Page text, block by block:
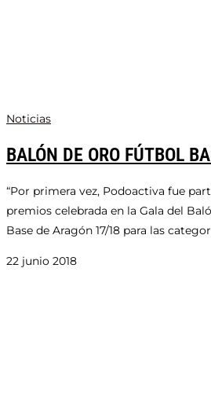
Noticias
BALÓN DE ORO FÚTBOL
“Por primera vez, Podoactiva fue
premios celebrada en la Gala del
Base de Aragón 17/18 para las
22 junio 2018